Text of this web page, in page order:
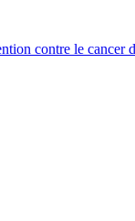
contre le cancer